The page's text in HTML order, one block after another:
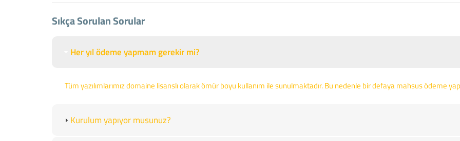
Sıkça Sorulan Sorular
Her yıl ödeme yapmam gerekir mi?
Tüm yazılımlarımız domaine lisanslı olarak ömür boyu kullanım ile sunulmaktadır. Bu nedenle bir defaya mahsus ödeme
Kurulum yapıyor musunuz?